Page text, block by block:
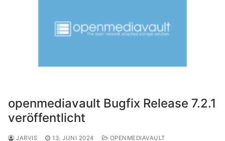
openmediavault Bugfix Release 7.2.1
veröffentlicht
JARVIS 13. JUNI 2024
OPENMEDIAVAULT